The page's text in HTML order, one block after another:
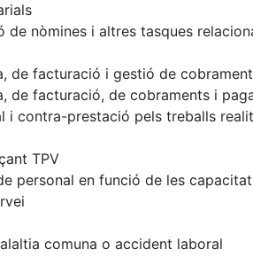
nòmines i altres tasques
de facturació i gestió de
de facturació, de cobraments i
i contra-prestació pels treballs
TPV
personal en funció de les
comuna o accident laboral